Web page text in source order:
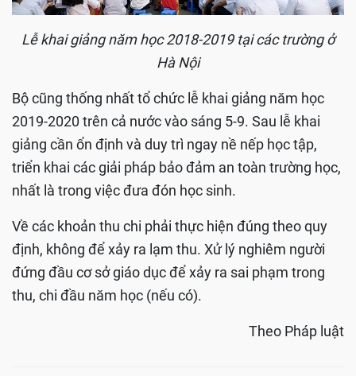
Lễ khai giảng năm học 2018-2019 tại các trường ở
Hà Nội
Bộ cũng thống nhất tổ chức lễ khai giảng năm học
2019-2020 trên cả nước vào sáng 5-9. Sau lễ khai
giảng cần ổn định và duy trì ngay nề nếp học tập,
triển khai các giải pháp bảo đảm an toàn trường học,
nhất là trong việc đưa đón học sinh.
Về các khoản thu chi phải thực hiện đúng theo quy
định, không để xảy ra lạm thu. Xử lý nghiêm người
đứng đầu cơ sở giáo dục để xảy ra sai phạm trong
thu, chi đầu năm học (nếu có).
Theo Pháp luật